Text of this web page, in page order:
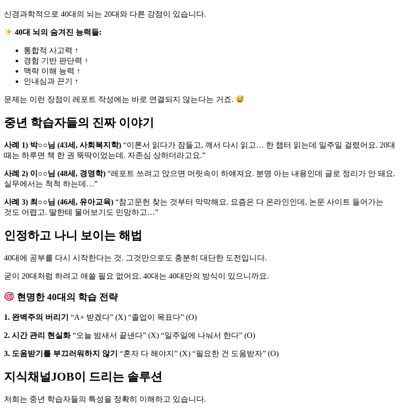
신경과학적으로 40대의 뇌는 20대와 다른 강점이 있습니다.
40대 뇌의 숨겨진 능력들:
통합적 사고력 ↑
경험 기반 판단력 ↑
맥락 이해 능력 ↑
인내심과 끈기 ↑
문제는 이런 장점이 레포트 작성에는 바로 연결되지 않는다는 거죠.
중년 학습자들의 진짜 이야기
사례 1) 박○○님 (43세, 사회복지학) “이론서 읽다가 잠들고, 깨서 다시 읽고… 한 챕터 읽는데 일주일 걸렸어요. 20대
때는 하루면 책 한 권 뚝딱이었는데. 자존심 상하더라고요.”
사례 2) 이○○님 (48세, 경영학) “레포트 쓰려고 앉으면 머릿속이 하얘져요. 분명 아는 내용인데 글로 정리가 안 돼요.
실무에서는 척척 하는데…”
사례 3) 최○○님 (46세, 유아교육) “참고문헌 찾는 것부터 막막해요. 요즘은 다 온라인인데, 논문 사이트 들어가는
것도 어렵고. 딸한테 물어보기도 민망하고…”
인정하고 나니 보이는 해법
40대에 공부를 다시 시작한다는 것. 그것만으로도 충분히 대단한 도전입니다.
굳이 20대처럼 하려고 애쓸 필요 없어요. 40대는 40대만의 방식이 있으니까요.
현명한 40대의 학습 전략
1. 완벽주의 버리기 “A+ 받겠다” (X) “졸업이 목표다” (O)
2. 시간 관리 현실화“오늘 밤새서 끝낸다” (X) “일주일에 나눠서 한다” (O)
3. 도움받기를 부끄러워하지 않기 “혼자 다 해야지” (X) “필요한 건 도움받자” (O)
지식채널JOB이 드리는 솔루션
저희는 중년 학습자들의 특성을 정확히 이해하고 있습니다.